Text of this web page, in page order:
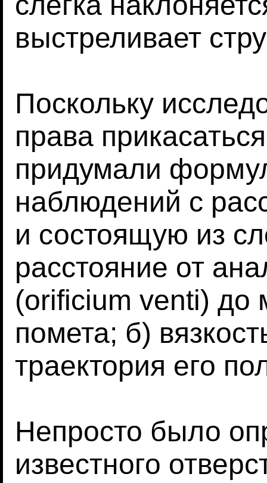
выстреливает
Поскольку
права
придумали
наблюдений с
и состоящую из
расстояние от
(orificium venti) до
помета; б)
траектория его
Непросто было
известного